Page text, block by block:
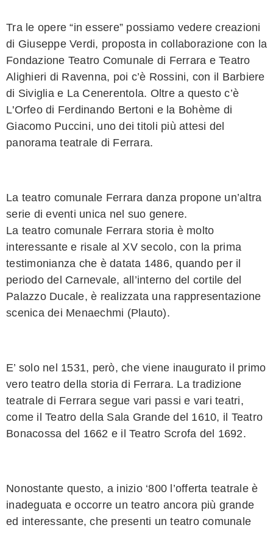
Tra le opere “in essere” possiamo vedere creazioni
di Giuseppe Verdi, proposta in collaborazione con la
Fondazione Teatro Comunale di Ferrara e Teatro
Alighieri di Ravenna, poi c’è Rossini, con il Barbiere
di Siviglia e La Cenerentola. Oltre a questo c’è
L'Orfeo di Ferdinando Bertoni e la Bohème di
Giacomo Puccini, uno dei titoli più attesi del
panorama teatrale di Ferrara.
La teatro comunale Ferrara danza propone un’altra
serie di eventi unica nel suo genere.
La teatro comunale Ferrara storia è molto
interessante e risale al XV secolo, con la prima
testimonianza che è datata 1486, quando per il
periodo del Carnevale, all’interno del cortile del
Palazzo Ducale, è realizzata una rappresentazione
scenica dei Menaechmi (Plauto).
E’ solo nel 1531, però, che viene inaugurato il primo
vero teatro della storia di Ferrara. La tradizione
teatrale di Ferrara segue vari passi e vari teatri,
come il Teatro della Sala Grande del 1610, il Teatro
Bonacossa del 1662 e il Teatro Scrofa del 1692.
Nonostante questo, a inizio ‘800 l’offerta teatrale è
inadeguata e occorre un teatro ancora più grande
ed interessante, che presenti un teatro comunale